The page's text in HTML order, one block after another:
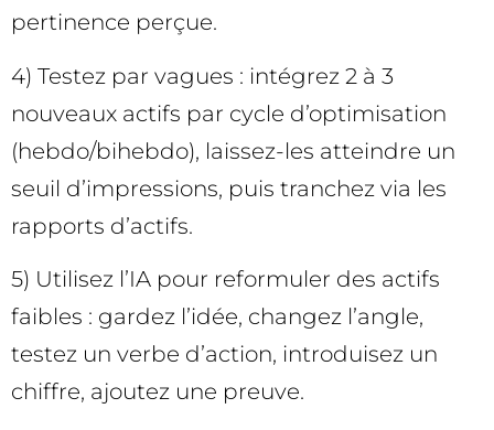
pertinence perçue.
4) Testez par vagues : intégrez 2 à 3
nouveaux actifs par cycle d’optimisation
(hebdo/bihebdo), laissez-les atteindre un
seuil d’impressions, puis tranchez via les
rapports d’actifs.
5) Utilisez l’IA pour reformuler des actifs
faibles : gardez l’idée, changez l’angle,
testez un verbe d’action, introduisez un
chiffre, ajoutez une preuve.